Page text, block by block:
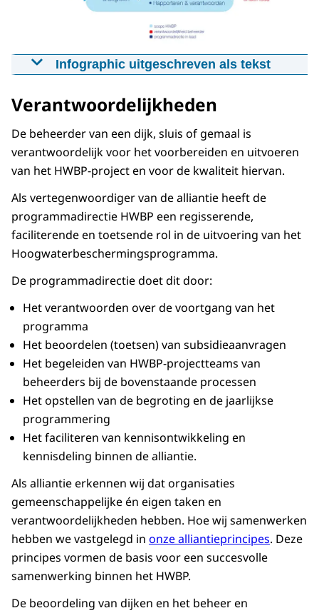
Infographic uitgeschreven als tekst
een HWBP-project, van beoordeling tot beheer
en onderhoud, met aanduiding van scope en
verantwoordelijkheden.
Links in rood staat het woord “Beoordeling”.
een lichtblauw, afgerond langwerpig vlak dat de
scope van het HWBP weergeeft.
Binnen dit lichtblauwe vlak staan
gevolgd door “Uitvoeren project”, met
daaronder twee subonderdelen:
Subsidieverlening
Rapporteren & verantwoorden
Vanuit het lichtblauwe vlak loopt een pijl verder
naar rechts naar de rode tekst “Beheer &
onderhoud”.
De kleurcodering in de infographic wordt
toegelicht in een legenda onder het schema:
Lichtblauw staat voor scope HWBP
Rood staat voor verantwoordelijkheid van de
beheerder
Donkerblauw staat voor programmadirectie
in de lead
De infographic maakt duidelijk dat het HWBP
Verantwoordelijkheden
De beheerder van een dijk, sluis of gemaal is
verantwoordelijk voor het voorbereiden en uitvoeren
van het HWBP-project en voor de kwaliteit hiervan.
Als vertegenwoordiger van de alliantie heeft de
programmadirectie HWBP een regisserende,
faciliterende en toetsende rol in de uitvoering van het
Hoogwaterbeschermingsprogramma.
De programmadirectie doet dit door:
Het verantwoorden over de voortgang van het
programma
Het beoordelen (toetsen) van subsidieaanvragen
Het begeleiden van HWBP-projectteams van
beheerders bij de bovenstaande processen
Het opstellen van de begroting en de jaarlijkse
programmering
Het faciliteren van kennisontwikkeling en
kennisdeling binnen de alliantie.
Als alliantie erkennen wij dat organisaties
gemeenschappelijke én eigen taken en
verantwoordelijkheden hebben. Hoe wij samenwerken
hebben we vastgelegd in onze alliantieprincipes. Deze
principes vormen de basis voor een succesvolle
samenwerking binnen het HWBP.
De beoordeling van dijken en het beheer en